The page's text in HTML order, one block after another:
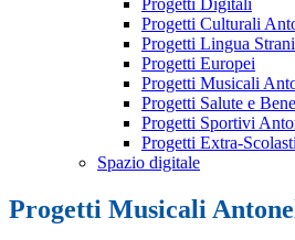
Progetti Digitali
Progetti Culturali
Progetti Lingua
Progetti Europei
Progetti Musicali
Progetti Salute e
Progetti Sportivi
Progetti Extra-
Spazio digitale
Progetti Musicali